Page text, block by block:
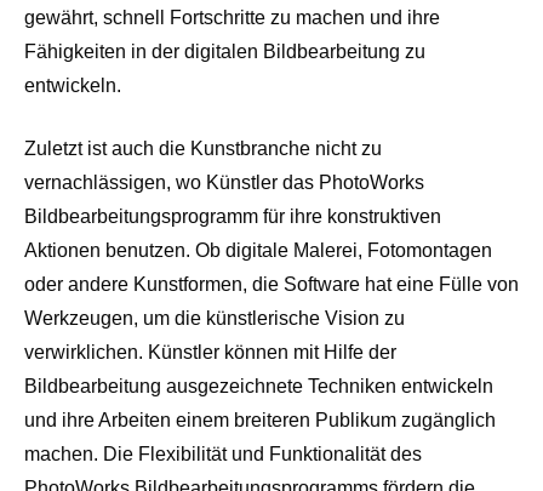
gewährt, schnell Fortschritte zu machen und ihre
Fähigkeiten in der digitalen Bildbearbeitung zu
entwickeln.
Zuletzt ist auch die Kunstbranche nicht zu
vernachlässigen, wo Künstler das PhotoWorks
Bildbearbeitungsprogramm für ihre konstruktiven
Aktionen benutzen. Ob digitale Malerei, Fotomontagen
oder andere Kunstformen, die Software hat eine Fülle von
Werkzeugen, um die künstlerische Vision zu
verwirklichen. Künstler können mit Hilfe der
Bildbearbeitung ausgezeichnete Techniken entwickeln
und ihre Arbeiten einem breiteren Publikum zugänglich
machen. Die Flexibilität und Funktionalität des